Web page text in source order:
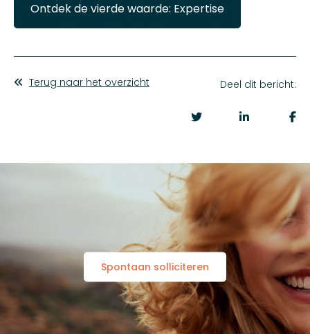
Ontdek de vierde waarde: Expertise
Terug naar het overzicht Deel dit bericht:
Spontaan solliciteren